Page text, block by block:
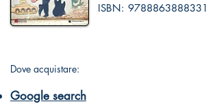
ISBN: 9788863888331
Dove acquistare:
Google search